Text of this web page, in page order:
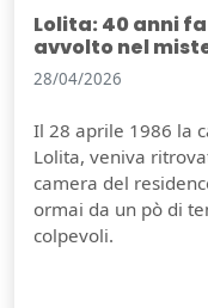
Lolita: 40 anni
avvolto nel
28/04/2026
Il 28 aprile 1986 la
Lolita, veniva
camera del
ormai da un pò di
colpevoli.